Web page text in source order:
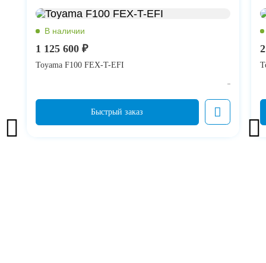
1 125 600 ₽
Toyama F100 FEX-T-EFI